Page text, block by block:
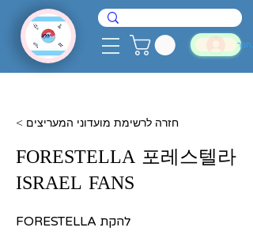
< חזרה לרשימת מועדוני המעריצים
FORESTELLA 포레스텔라
ISRAEL FANS
FORESTELLA להקת